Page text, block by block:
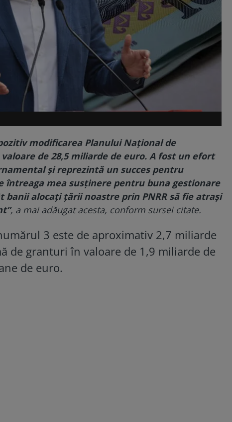
modificarea Planului Național de
de 28,5 miliarde de euro. A fost un efort
și reprezintă un succes pentru
întreaga mea susținere pentru buna gestionare
alocați țării noastre prin PNRR să fie atrași
, a mai adăugat acesta, conform sursei citate.
3 este de aproximativ 2,7 miliarde
de granturi în valoare de 1,9 miliarde de
de euro.